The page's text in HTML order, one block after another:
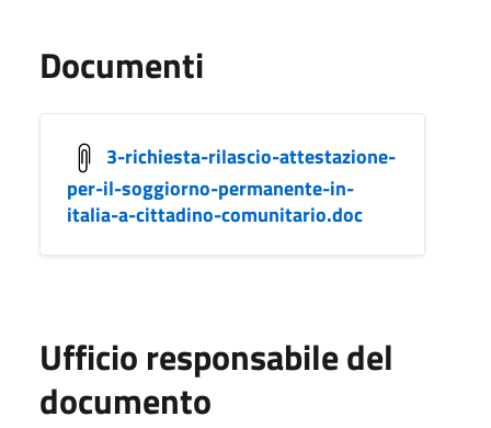
Documenti
3-richiesta-rilascio-attestazione-
per-il-soggiorno-permanente-in-
italia-a-cittadino-comunitario.doc
Ufficio responsabile del
documento